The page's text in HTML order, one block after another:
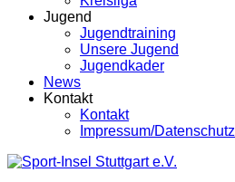
Jugend
Jugendtraining
Unsere Jugend
Jugendkader
News
Kontakt
Kontakt
Impressum/Datenschutz